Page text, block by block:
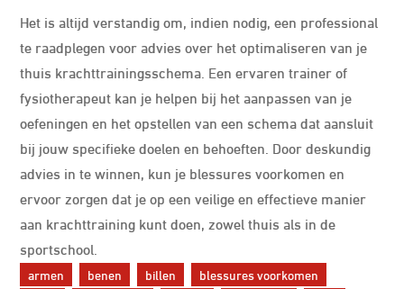
Het is altijd verstandig om, indien nodig, een professional
te raadplegen voor advies over het optimaliseren van je
thuis krachttrainingsschema. Een ervaren trainer of
fysiotherapeut kan je helpen bij het aanpassen van je
oefeningen en het opstellen van een schema dat aansluit
bij jouw specifieke doelen en behoeften. Door deskundig
advies in te winnen, kun je blessures voorkomen en
ervoor zorgen dat je op een veilige en effectieve manier
aan krachttraining kunt doen, zowel thuis als in de
sportschool.
armen benen billen
blessures voorkomen